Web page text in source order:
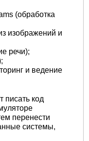
(обработка
изображений и
речи);
и ведение
писать код
перенести
системы,